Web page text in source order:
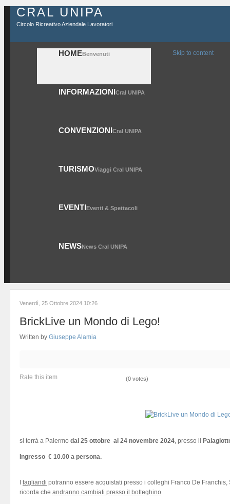
CRAL UNIPA
Circolo Ricreativo Aziendale Lavoratori
HOMEBenvenuti
INFORMAZIONICral UNIPA
CONVENZIONICral UNIPA
TURISMOViaggi Cral UNIPA
EVENTIEventi & Spettacoli
NEWSNews Cral UNIPA
Skip to content
Venerdì, 25 Ottobre 2024 10:26
BrickLive un Mondo di Lego!
Written by Giuseppe Alamia
Rate this item (0 votes)
si terrà a Palermo dal 25 ottobre al 24 novembre 2024, presso il
Ingresso € 10.00 a persona.
tagliandi potranno essere acquistati presso i colleghi Franco De
ricorda che andranno cambiati presso il botteghino.